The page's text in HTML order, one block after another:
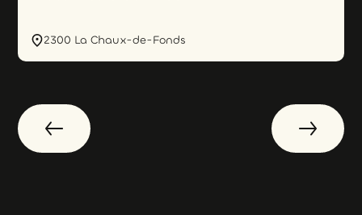
2300 La Chaux-de-Fonds